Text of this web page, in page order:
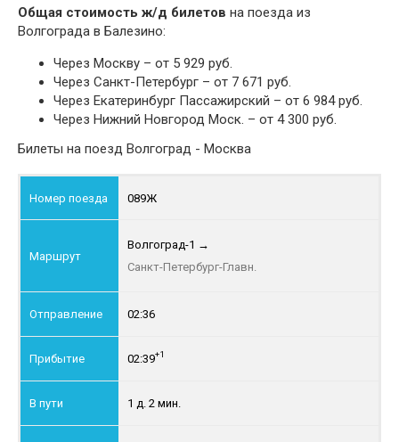
Общая стоимость ж/д билетов на поезда из
Волгограда в Балезино:
Через Москву – от 5 929 руб.
Через Санкт-Петербург – от 7 671 руб.
Через Екатеринбург Пассажирский – от 6 984 руб.
Через Нижний Новгород Моск. – от 4 300 руб.
Билеты на поезд Волгоград - Москва
089Ж
Волгоград-1 →
Санкт-Петербург-Главн.
02:36
02:39+1
1 д. 2 мин.